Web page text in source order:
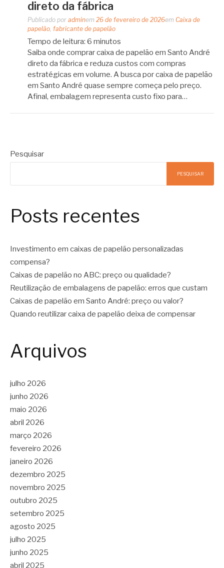
direto da fábrica
Publicado por adminem 26 de fevereiro de 2026em Caixa de
papelão fabricante de papelão
Tempo de leitura: 6 minutos
Saiba onde comprar caixa de papelão em Santo André
direto da fábrica e reduza custos com compras
estratégicas em volume. A busca por caixa de papelão
em Santo André quase sempre começa pelo preço.
Afinal, embalagem representa custo fixo para…
Pesquisar
PESQUISAR
Posts recentes
Investimento em caixas de papelão personalizadas
compensa?
Caixas de papelão no ABC: preço ou qualidade?
Reutilização de embalagens de papelão: erros que custam
Caixas de papelão em Santo André: preço ou valor?
Quando reutilizar caixa de papelão deixa de compensar
Arquivos
julho 2026
junho 2026
maio 2026
abril 2026
março 2026
fevereiro 2026
janeiro 2026
dezembro 2025
novembro 2025
outubro 2025
setembro 2025
agosto 2025
julho 2025
junho 2025
abril 2025